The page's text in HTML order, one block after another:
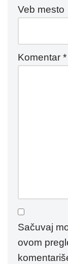
Veb mesto
Komentar *
Sačuvaj
ovom